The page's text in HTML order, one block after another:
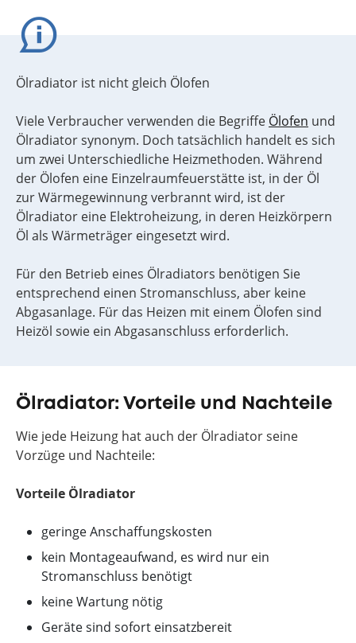
Ölradiator ist nicht gleich Ölofen
Viele Verbraucher verwenden die Begriffe Ölofen und
Ölradiator synonym. Doch tatsächlich handelt es sich
um zwei Unterschiedliche Heizmethoden. Während
der Ölofen eine Einzelraumfeuerstätte ist, in der Öl
zur Wärmegewinnung verbrannt wird, ist der
Ölradiator eine Elektroheizung, in deren Heizkörpern
Öl als Wärmeträger eingesetzt wird.
Für den Betrieb eines Ölradiators benötigen Sie
entsprechend einen Stromanschluss, aber keine
Abgasanlage. Für das Heizen mit einem Ölofen sind
Heizöl sowie ein Abgasanschluss erforderlich.
Ölradiator: Vorteile und Nachteile
Wie jede Heizung hat auch der Ölradiator seine
Vorzüge und Nachteile:
Vorteile Ölradiator
geringe Anschaffungskosten
kein Montageaufwand, es wird nur ein
Stromanschluss benötigt
keine Wartung nötig
Geräte sind sofort einsatzbereit